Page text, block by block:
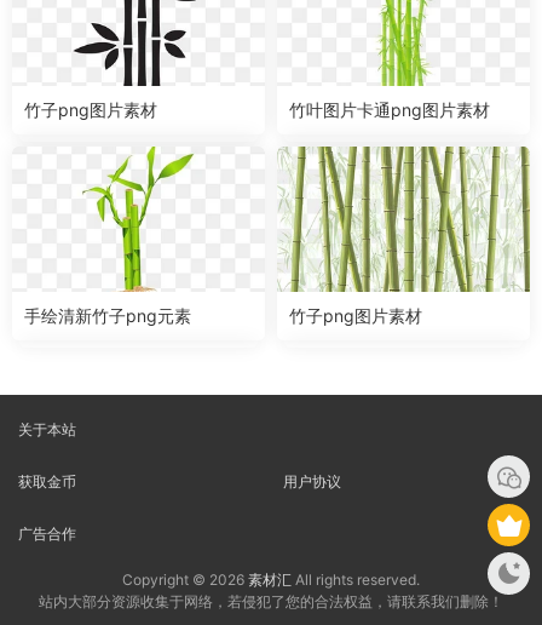
竹子png图片素材 竹叶图片卡通png图片素材
手绘清新竹子png元素 竹子png图片素材
关于本站
获取金币 用户协议
广告合作
Copyright © 2026 素材汇 All rights reserved.
站内大部分资源收集于网络，若侵犯了您的合法权益，请联系我们删除！